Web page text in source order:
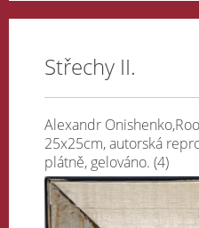
Střechy II.
Alexandr
25x25cm, autorská
plátně, gelováno. (4)